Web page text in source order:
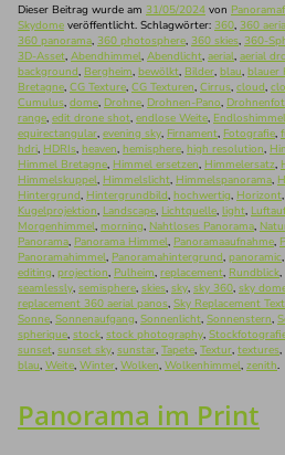
Dieser Beitrag wurde am 31/05/2024 von
Skydome veröffentlicht. Schlagwörter: 360, 360
360 panorama, 360 photosphere, 360 skies, 360-
3D-Asset, Abendhimmel, Abendlicht, aerial, aerial
background, Bergheim, bewölkt, Bilder, blau, blauer
Bretagne, CG Texture, CG Texturen, Cirrus, cloud,
Cumulus, dome, Drohne, Drohnen-Pano,
range, edit drone shot, endlose Weite, Endloshimmel
equirectangular, evening sky, Firnament, Fotografie,
hdri, HDRIs, heaven, hemisphere, high resolution,
Himmel Bretagne, Himmel ersetzen, Himmelersatz,
Himmelskuppel, Himmelslicht, Himmelspanorama,
Hintergrund, Hintergrundbild, hochwertig, Horizont,
Kugelprojektion, Landscape, Lichtquelle, light,
Morgenhimmel, morning, Nahtloses Panorama,
Panorama, Panorama Himmel, Panoramaaufnahme,
Panoramahimmel, Panoramahintergrund, panoramic,
editing, projection, Pulheim, replacement, Rundblick,
seamlessly, semisphere, skies, sky, sky 360, sky
replacement 360 aerial panos, Sky Replacement
Sonne, Sonnenaufgang, Sonnenlicht, Sonnenstern,
spherique, stock, stock photography,
sunset, sunset sky, sunstar, Tapete, Textur, textures,
blau, Weite, Winter, Wolken, Wolkenhimmel, zenith.
Panorama im Print